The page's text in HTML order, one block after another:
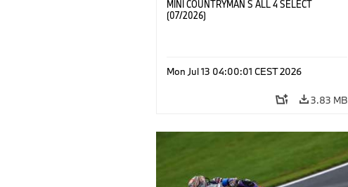
MINI COUNTRYMAN S ALL 4 SELECT
(07/2026)
Mon Jul 13 04:00:01 CEST 2026
3.83 MB